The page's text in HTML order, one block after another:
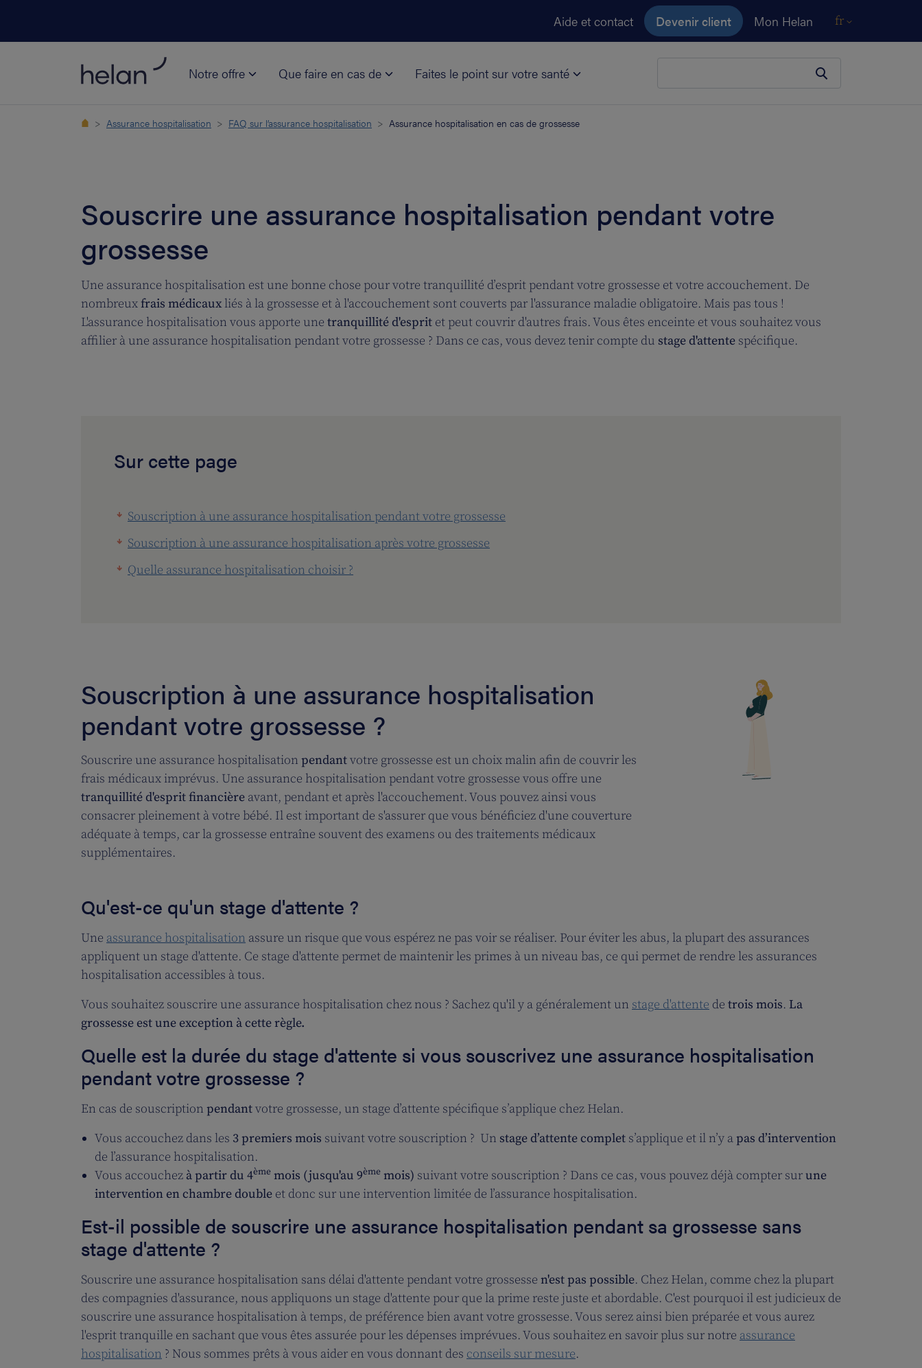
Aide et contact Devenir client Mon Helan fr
Notre offre Que faire en cas de Faites le point sur votre santé
Assurance hospitalisation FAQ sur l’assurance hospitalisation Assurance hospitalisation en cas de grossesse
Souscrire une assurance hospitalisation pendant votre
grossesse
Une assurance hospitalisation est une bonne chose pour votre tranquillité d’esprit pendant votre grossesse et votre accouchement. De
nombreuxfrais médicauxliés à la grossesse et à l'accouchement sont couverts par l'assurance maladie obligatoire. Mais pas tous !
L'assurance hospitalisation vous apporte une tranquillité d'esprit et peut couvrir d'autres frais. Vous êtes enceinte et vous souhaitez vous
affilier à une assurance hospitalisation pendant votre grossesse ? Dans ce cas, vous devez tenir compte du stage d'attente spécifique.
Sur cette page
Souscription à une assurance hospitalisation pendant votre grossesse
Souscription à une assurance hospitalisation après votre grossesse
Quelle assurance hospitalisation choisir ?
Souscription à une assurance hospitalisation
pendant votre grossesse ?
Souscrire une assurance hospitalisation pendantvotre grossesse est un choix malin afin de couvrir les
frais médicaux imprévus. Une assurance hospitalisation pendant votre grossesse vous offre une
tranquillité d'esprit financière avant, pendant et après l'accouchement. Vous pouvez ainsi vous
consacrer pleinement à votre bébé. Il est important de s'assurer que vous bénéficiez d'une couverture
adéquate à temps, car la grossesse entraîne souvent des examens ou des traitements médicaux
supplémentaires.
Qu'est-ce qu'un stage d'attente ?
Une assurance hospitalisation assure un risque que vous espérez ne pas voir se réaliser. Pour éviter les abus, la plupart des assurances
appliquent un stage d'attente. Ce stage d'attente permet de maintenir les primes à un niveau bas, ce qui permet de rendre les assurances
hospitalisation accessibles à tous.
Vous souhaitez souscrire une assurance hospitalisation chez nous ? Sachez qu'il y a généralement un stage d'attente de trois mois. La
grossesse est une exception à cette règle.
Quelle est la durée du stage d'attente si vous souscrivez une assurance hospitalisation
pendant votre grossesse ?
En cas de souscription pendantvotre grossesse, un stage d’attente spécifique s’applique chez Helan.
Vous accouchez dans les 3 premiers mois suivant votre souscription ? Un stage d’attente complet s’applique et il n’y apas d’intervention
de l’assurance hospitalisation.
Vous accouchez à partir du 4ème mois (jusqu'au 9ème mois) suivant votre souscription ? Dans ce cas, vous pouvez déjà compter surune
intervention en chambre double et donc sur une intervention limitée de l’assurance hospitalisation.
Est-il possible de souscrire une assurance hospitalisation pendant sa grossesse sans
stage d'attente ?
Souscrire une assurance hospitalisation sans délai d'attente pendant votre grossesse n'est pas possible. Chez Helan, comme chez la plupart
des compagnies d'assurance, nous appliquons un stage d'attente pour que la prime reste juste et abordable. C'est pourquoi il est judicieux de
souscrire une assurance hospitalisation à temps, de préférence bien avant votre grossesse. Vous serez ainsi bien préparée et vous aurez
l'esprit tranquille en sachant que vous êtes assurée pour les dépenses imprévues. Vous souhaitez en savoir plus sur notre assurance
hospitalisation ? Nous sommes prêts à vous aider en vous donnant des conseils sur mesure.